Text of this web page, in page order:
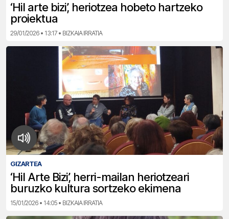
‘Hil arte bizi’, heriotzea hobeto hartzeko
proiektua
29/01/2026 • 13:17 • BIZKAIA IRRATIA
GIZARTEA
‘Hil Arte Bizi’, herri-mailan heriotzeari
buruzko kultura sortzeko ekimena
15/01/2026 • 14:05 • BIZKAIA IRRATIA